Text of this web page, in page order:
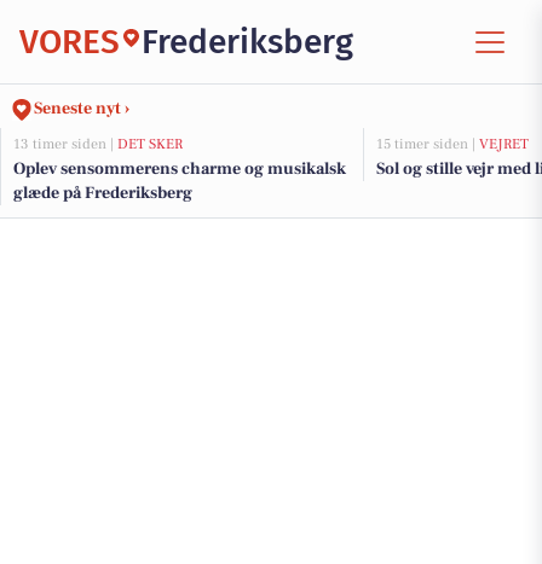
VORES Frederiksberg
Seneste nyt ›
13 timer siden | DET SKER
Oplev sensommerens charme og musikalsk
glæde på Frederiksberg
15 timer siden | VEJRET
Sol og stille vejr med